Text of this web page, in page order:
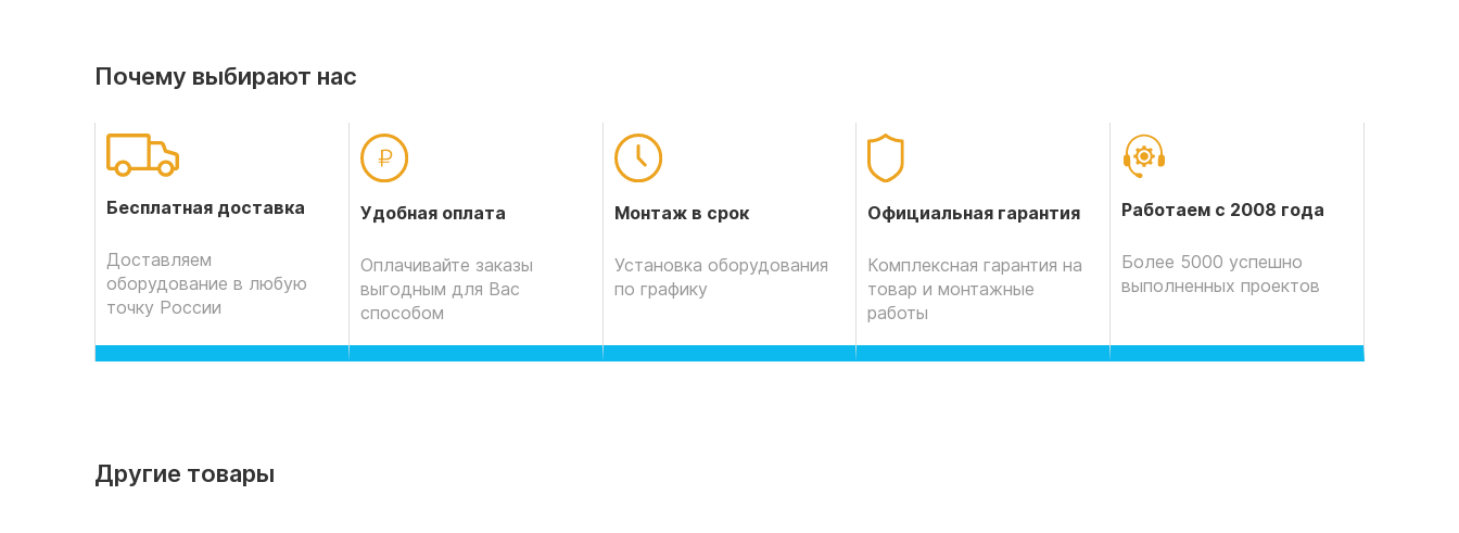
Почему выбирают нас
Бесплатная доставка
Доставляем
оборудование в любую
точку России
Удобная оплата
Оплачивайте заказы
выгодным для Вас
способом
Монтаж в срок
Установка оборудования
по графику
Официальная гарантия
Комплексная гарантия на
товар и монтажные
работы
Работаем с 2008 года
Более 5000 успешно
выполненных проектов
Другие товары